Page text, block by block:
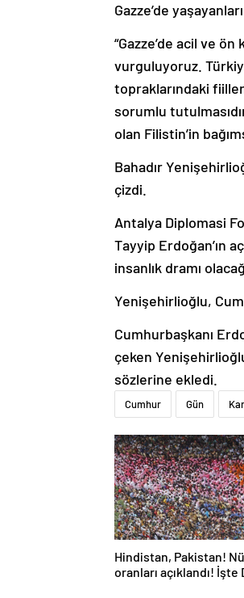
Gazze’de
“Gazze’de acil ve
vurguluyoruz.
topraklarındaki
sorumlu
olan Filistin’in
Bahadır
çizdi.
Antalya Diplomasi
Tayyip Erdoğan’ın
insanlık dramı
Yenişehirlioğlu,
Cumhurbaşkanı
çeken
sözlerine ekledi.
Cumhur Gün
Hindistan, Pakistan!
oranları açıklandı! İşte